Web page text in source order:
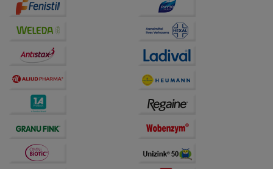
Drittseiten möglichst relevant für Sie zu gestalten.
Dritte wie z.B. Google oder soziale Medien